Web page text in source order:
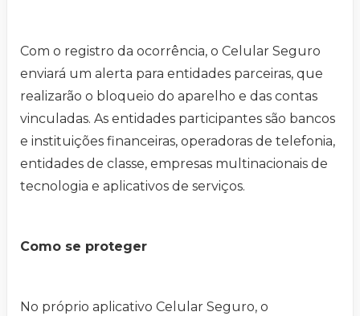
Com o registro da ocorrência, o Celular Seguro
enviará um alerta para entidades parceiras, que
realizarão o bloqueio do aparelho e das contas
vinculadas. As entidades participantes são bancos
e instituições financeiras, operadoras de telefonia,
entidades de classe, empresas multinacionais de
tecnologia e aplicativos de serviços.
Como se proteger
No próprio aplicativo Celular Seguro, o